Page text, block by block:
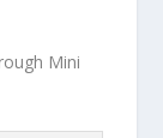
Mini